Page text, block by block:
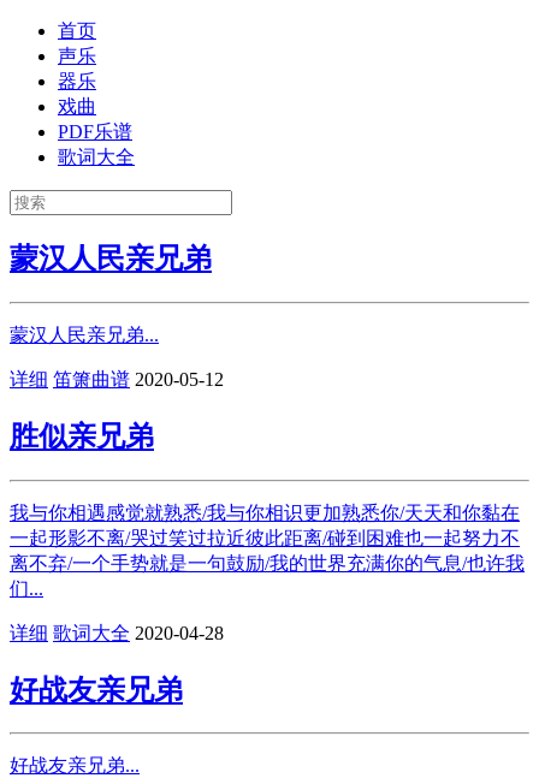
首页
声乐
器乐
戏曲
PDF乐谱
歌词大全
蒙汉人民亲兄弟
蒙汉人民亲兄弟...
详细 笛箫曲谱 2020-05-12
胜似亲兄弟
我与你相遇感觉就熟悉/我与你相识更加熟悉你/天天和你黏在
一起形影不离/哭过笑过拉近彼此距离/碰到困难也一起努力不
离不弃/一个手势就是一句鼓励/我的世界充满你的气息/也许我
们...
详细 歌词大全 2020-04-28
好战友亲兄弟
好战友亲兄弟...